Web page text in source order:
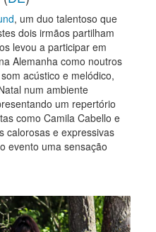
, um duo talentoso que
dois irmãos partilham
levou a participar em
Alemanha como noutros
acústico e melódico,
num ambiente
um repertório
como Camila Cabello e
calorosas e expressivas
evento uma sensação